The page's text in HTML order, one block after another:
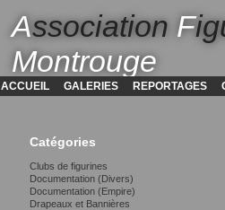
Association F
Montrouge
ACCUEIL GALERIES REPORTAGES
Catégories
Clubs de figurines
Documentation (Divers)
Documentation (Empire)
Drapeaux et Bannières